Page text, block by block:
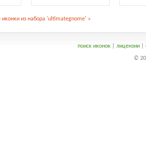
иконки из набора 'ultimategnome' »
поиск иконок| лицензии|
©